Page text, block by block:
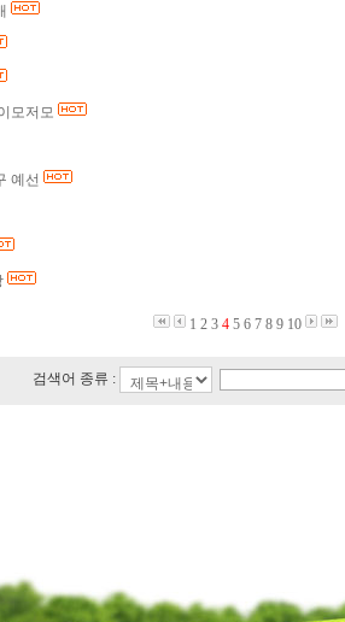
모저모
예선
1 2 3 4 5 6 7 8 9 10
검색어 종류 :